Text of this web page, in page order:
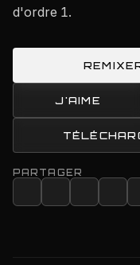
d'ordre 1.
J'AIME
PARTAGER